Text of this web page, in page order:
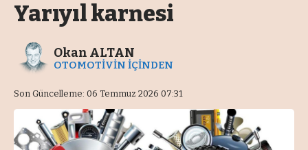
Yarıyıl karnesi
Son Güncelleme: 06 Temmuz 2026 07:31
Okan ALTAN
OTOMOTİVİN İÇİNDEN